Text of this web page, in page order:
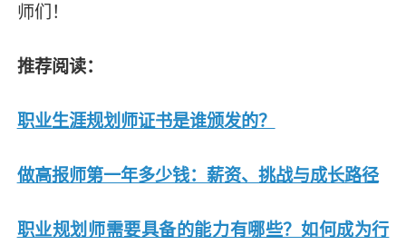
师们！
推荐阅读：
职业生涯规划师证书是谁颁发的？
做高报师第一年多少钱：薪资、挑战与成长路径
职业规划师需要具备的能力有哪些？如何成为行